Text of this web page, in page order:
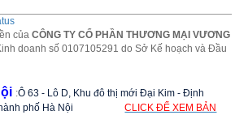
củaCÔNG TY CỔ PHẦN THƯƠNG MẠI VƯƠNG
doanh số 0107105291 do Sở Kế hoạch và Đầu
:Ô 63 - Lô D, Khu đô thị mới Đại Kim - Định
phố Hà Nội
CLICK ĐỂ XEM BẢN